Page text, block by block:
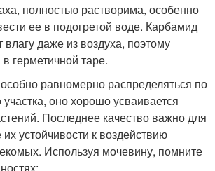
полностью растворима, особенно
ее в подогретой воде. Карбамид
даже из воздуха, поэтому
герметичной таре.
равномерно распределяться по
оно хорошо усваивается
Последнее качество важно для
устойчивости к воздействию
Используя мочевину, помните